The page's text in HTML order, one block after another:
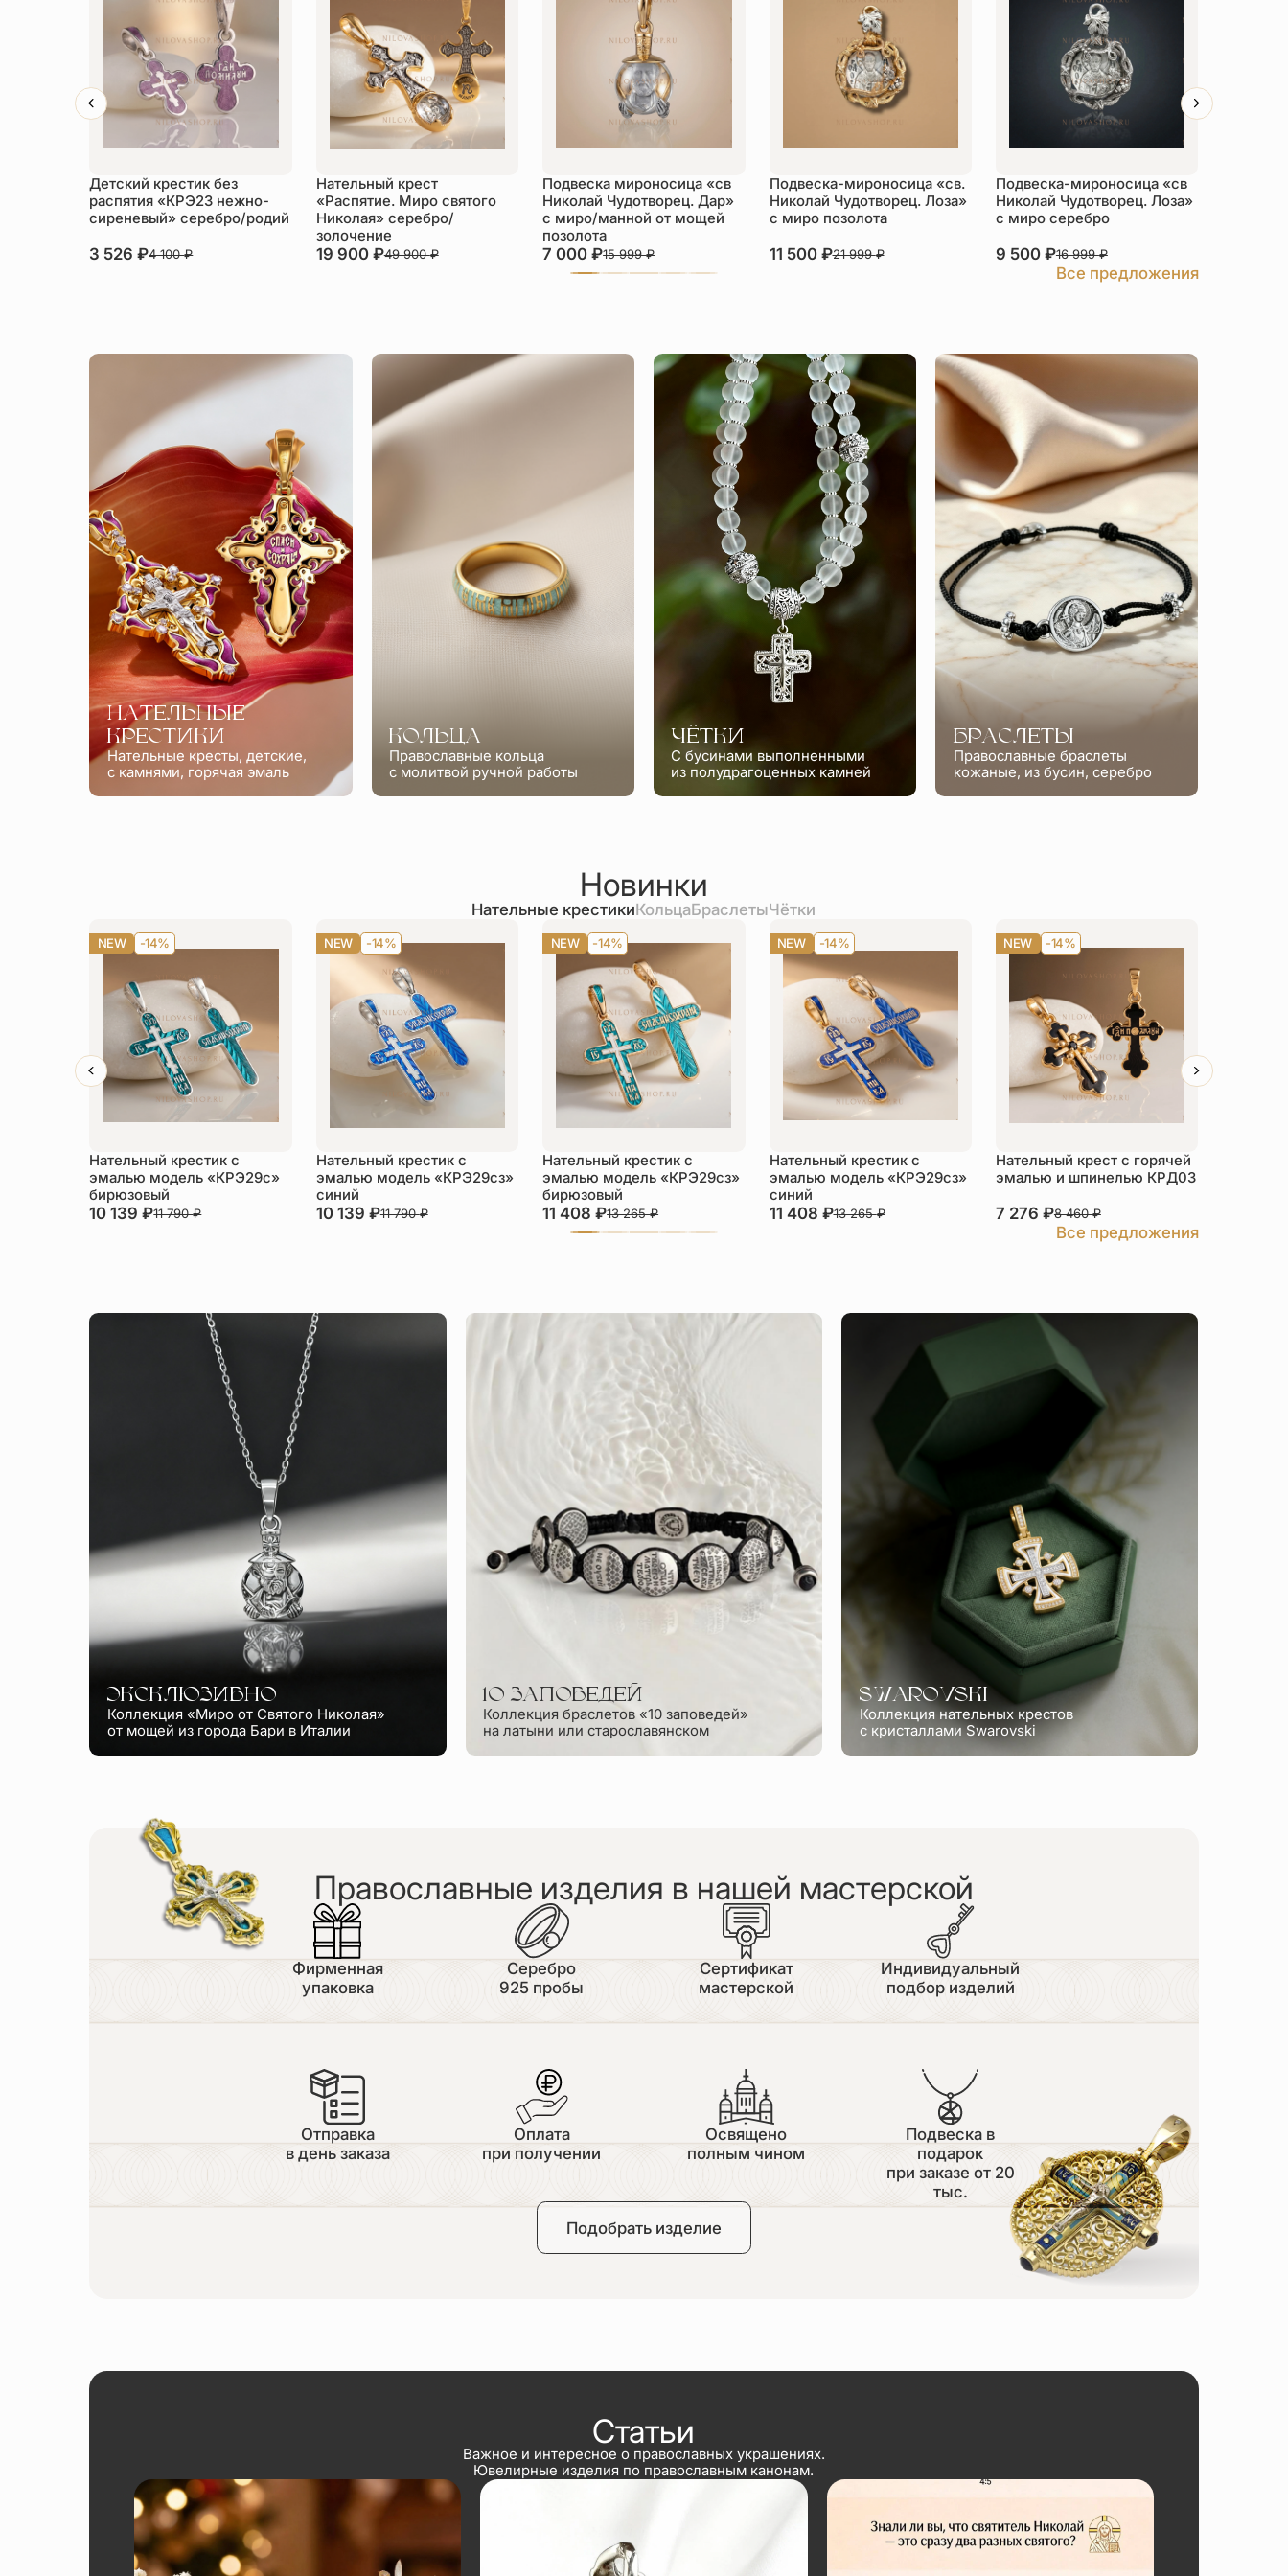
Детский крестик без
распятия «КРЭ23 нежно-
сиреневый» серебро/родий
3 526₽4 100₽
Нательный крест
«Распятие. Миро святого
Николая» серебро/
золочение
19 900 ₽49 900₽
Подвеска мироносица «св
Николай Чудотворец. Дар»
с миро/манной от мощей
позолота
7 000₽15 999₽
Подвеска-мироносица «св.
Николай Чудотворец. Лоза»
с миро позолота
11 500 ₽21 999₽
Подвеска-мироносица «св
Николай Чудотворец. Лоза»
с миро серебро
9 500 ₽16 999₽
Все предложения
НАТЕЛЬНЫЕ
КРЕСТИКИ
Нательные кресты, детские,
с камнями, горячая эмаль
КОЛЬЦА
Православные кольца
с молитвой ручной работы
ЧЁТКИ
С бусинами выполненными
из полудрагоценных камней
БРАСЛЕТЫ
Православные браслеты
кожаные, из бусин, серебро
Новинки
Нательные крестикиКольцаБраслетыЧётки
NEW -14%
Нательный крестик с
эмалью модель «КРЭ29с»
бирюзовый
10 139₽11 790₽
NEW -14%
Нательный крестик с
эмалью модель «КРЭ29сз»
синий
10 139 ₽11 790₽
NEW -14%
Нательный крестик с
эмалью модель «КРЭ29сз»
бирюзовый
11 408₽13 265₽
NEW -14%
Нательный крестик с
эмалью модель «КРЭ29сз»
синий
11 408 ₽13 265₽
NEW -14%
Нательный крест с горячей
эмалью и шпинелью КРД03
7 276 ₽8 460₽
Все предложения
ЭКСКЛЮЗИВНО
Коллекция «Миро от Святого Николая»
от мощей из города Бари в Италии
10 ЗАПОВЕДЕЙ
Коллекция браслетов «10 заповедей»
на латыни или старославянском
SWAROVSKI
Коллекция нательных крестов
с кристаллами Swarovski
Православные изделия в нашей мастерской
Фирменная
упаковка
Серебро
925 пробы
Сертификат
мастерской
Индивидуальный
подбор изделий
Отправка
в день заказа
Оплата
при получении
Освящено
полным чином
Подвеска в
подарок
при заказе от 20
тыс.
Подобрать изделие
Статьи
Важное и интересное о православных украшениях.
Ювелирные изделия по православным канонам.